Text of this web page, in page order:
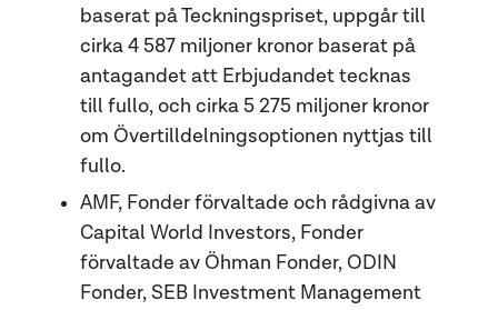
baserat på Teckningspriset, uppgår till
cirka 4 587 miljoner kronor baserat på
antagandet att Erbjudandet tecknas
till fullo, och cirka 5 275 miljoner kronor
om Övertilldelningsoptionen nyttjas till
fullo.
AMF, Fonder förvaltade och rådgivna av
Capital World Investors, Fonder
förvaltade av Öhman Fonder, ODIN
Fonder, SEB Investment Management